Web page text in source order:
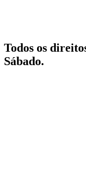
Todos os
Sábado.